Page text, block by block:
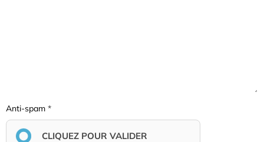
Anti-spam
CLIQUEZ POUR VALIDER